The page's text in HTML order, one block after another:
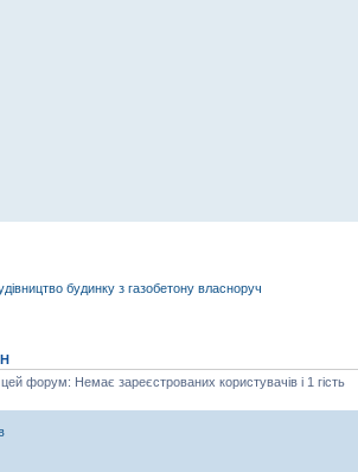
будинку з газобетону власноруч
форум: Немає зареєстрованих користувачів і 1 гість